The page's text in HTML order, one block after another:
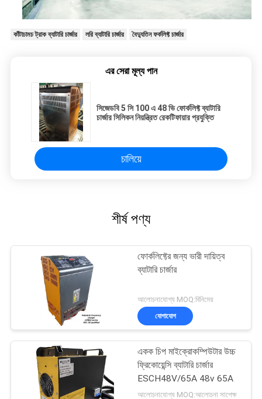
কাঁটাচামচ ট্রাক ব্যাটারি চার্জার লরি ব্যাটারি চার্জার বৈদ্যুতিন ফর্কলিফ্ট চার্জার
এর সেরা মূল্য পান
সিজেডবি 5 সি 100 এ 48 ভি ফোর্কলিফ্ট ব্যাটারি
চার্জার সিলিকন নিয়ন্ত্রিত রেকটিফায়ার প্রযুক্তি
চালিয়ে
শীর্ষ পণ্য
ফোর্কলিফ্টের জন্য ভারী দায়িত্ব
ব্যাটারি চার্জার
আলোচনাযোগ্য MOQ:বিনিমেয়
যোগাযোগ
একক চিপ মাইক্রোকম্পিউটার উচ্চ
ফ্রিকোয়েন্সি ব্যাটারি চার্জার
ESCH48V/65A 48v 65A
আলোচনাযোগ্য MOQ:আলোচনা সাপেক্ষ